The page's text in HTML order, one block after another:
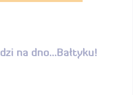
na dno…Bałtyku!